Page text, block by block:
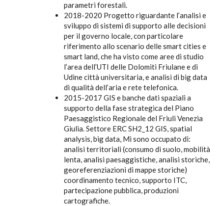
parametri forestali.
2018-2020 Progetto riguardante l’analisi e
sviluppo di sistemi di supporto alle decisioni
per il governo locale, con particolare
riferimento allo scenario delle smart cities e
smart land, che ha visto come aree di studio
l’area dell’UTI delle Dolomiti Friulane e di
Udine città universitaria, e analisi di big data
di qualità dell’aria e rete telefonica.
2015-2017 GIS e banche dati spaziali a
supporto della fase strategica del Piano
Paesaggistico Regionale del Friuli Venezia
Giulia. Settore ERC SH2_12 GIS, spatial
analysis, big data, Mi sono occupato di:
analisi territoriali (consumo di suolo, mobilità
lenta, analisi paesaggistiche, analisi storiche,
georeferenziazioni di mappe storiche)
coordinamento tecnico, supporto ITC,
partecipazione pubblica, produzioni
cartografiche.